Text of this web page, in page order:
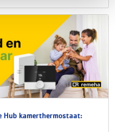
Hub kamerthermostaat: